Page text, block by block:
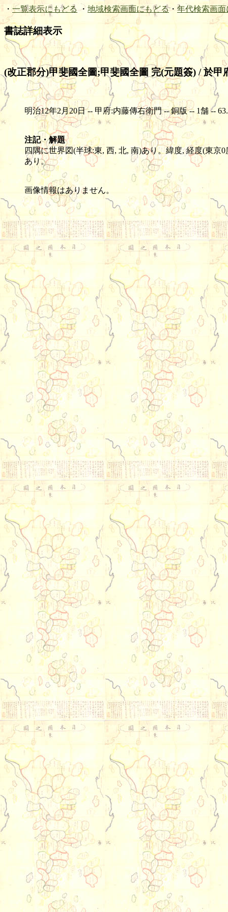
・ 一覧表示にもどる ・ 地域検索画面にもどる・ 年代検索画面
書誌詳細表示
(改正郡分)甲斐國全圖;甲斐國全圖 完(元題簽) / 於甲
明治12年2月20日 -- 甲府:内藤傳右衛門 -- 銅版 -- 1舗 --
注記・解題
四隅に世界図(半球:東, 西, 北, 南)あり。緯度, 経度(東
あり。
画像情報はありません。